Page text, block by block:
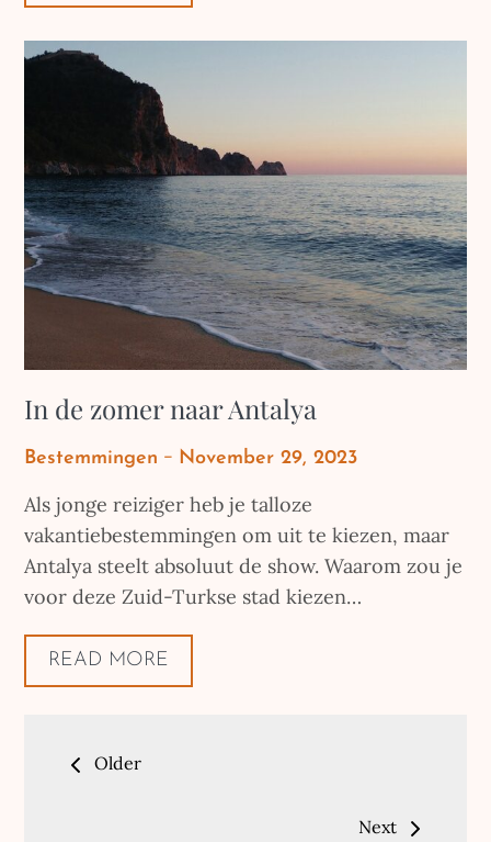
In de zomer naar Antalya
Bestemmingen
Posted
November 29, 2023
Als jonge reiziger heb je talloze
vakantiebestemmingen om uit te kiezen, maar
Antalya steelt absoluut de show. Waarom zou je
voor deze Zuid-Turkse stad kiezen…
READ MORE
Posts
Older
Next